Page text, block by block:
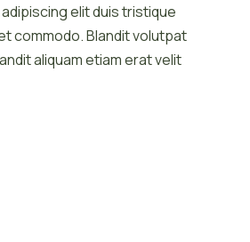
elit duis tristique
commodo. Blandit volutpat
aliquam etiam erat velit